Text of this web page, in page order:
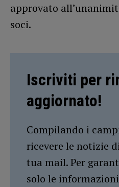
approvato
soci.
Iscriviti per
aggiornato!
Compilando i
ricevere le notizie
tua mail. Per
solo le